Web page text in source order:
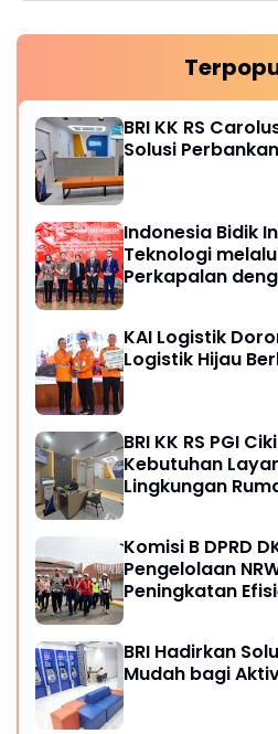
BRI KK RS
Solusi
Indonesia Bidik
Teknologi
Perkapalan
KAI Logistik
Logistik Hijau
BRI KK RS PGI
Kebutuhan
Lingkungan
Komisi B DPRD
Pengelolaan
Peningkatan
BRI Hadirkan
Mudah bagi